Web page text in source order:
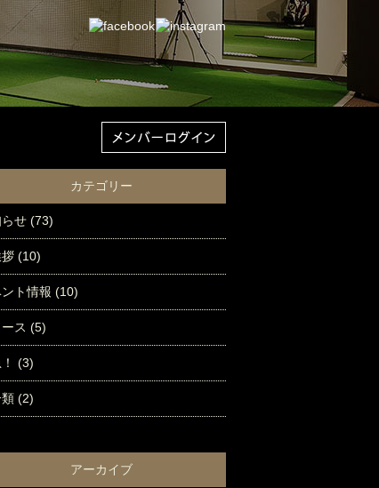
カテゴリー
せ (73)
拶 (10)
ト情報 (10)
ス (5)
(3)
(2)
アーカイブ